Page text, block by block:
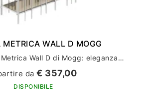
METRICA WALL D MOGG
Scopri la libreria Metrica Wall D di Mogg: eleganza e funzionalità per l'arredamento della tua casa
da€ 357,00
DISPONIBILE